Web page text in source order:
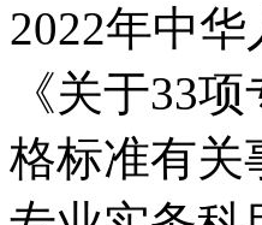
2022年中
《关于33
格标准有关